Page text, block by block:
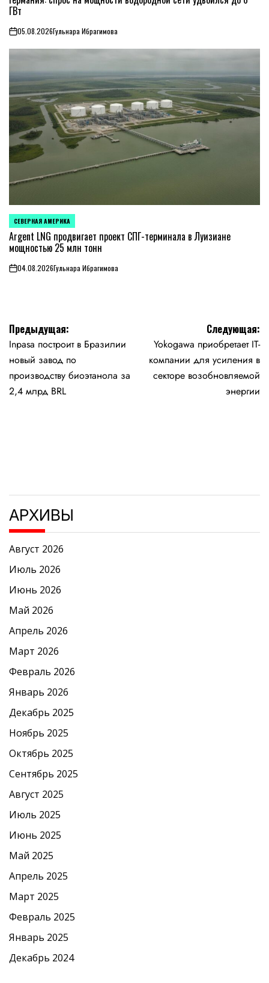
ГВт
on05.08.2026Гульнара Ибрагимова
ОПУБЛИКОВАНО
В
СЕВЕРНАЯ АМЕРИКА
Argent LNG продвигает проект СПГ-терминала в Луизиане
мощностью 25 млн тонн
on04.08.2026Гульнара Ибрагимова
Навигация
по
записям
Предыдущая:
Inpasa построит в Бразилии
новый завод по
производству биоэтанола за
2,4 млрд BRL
Следующая:
Yokogawa приобретает IT-
компании для усиления в
секторе возобновляемой
энергии
АРХИВЫ
Август 2026
Июль 2026
Июнь 2026
Май 2026
Апрель 2026
Март 2026
Февраль 2026
Январь 2026
Декабрь 2025
Ноябрь 2025
Октябрь 2025
Сентябрь 2025
Август 2025
Июль 2025
Июнь 2025
Май 2025
Апрель 2025
Март 2025
Февраль 2025
Январь 2025
Декабрь 2024